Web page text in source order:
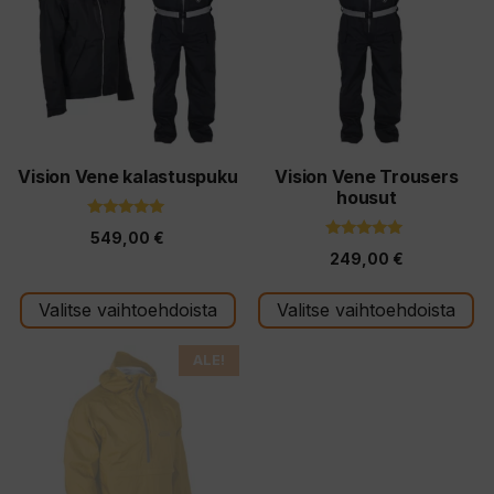
Vision Vene kalastuspuku
5:stä
549,00 €
Valitse vaihtoehdoista
Vision Vene Trousers
housut
5:stä
249,00 €
Valitse vaihtoehdoista
muunnelma.
tuotteen
ALE!
tuotteella